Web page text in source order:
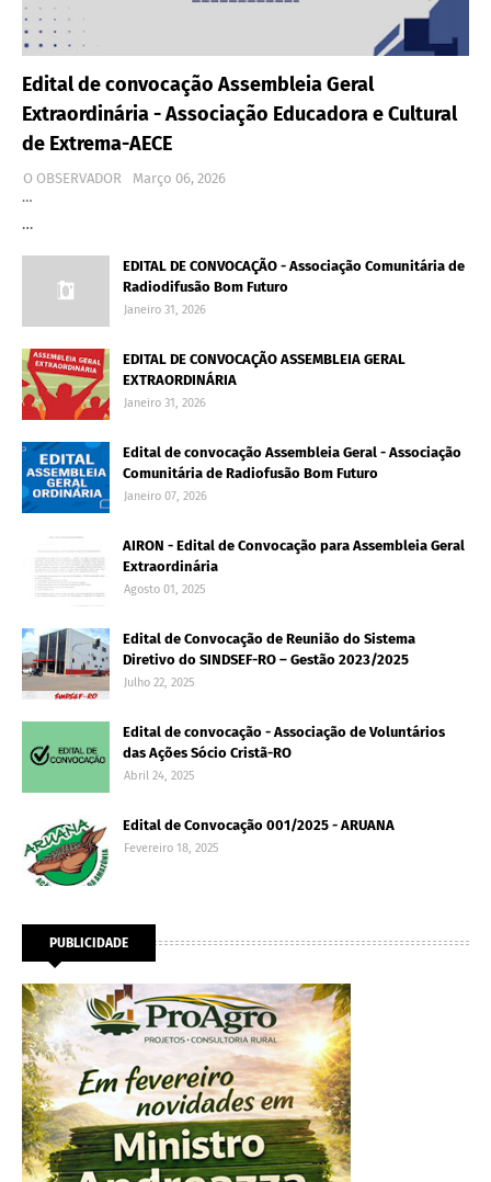
Edital de convocação Assembleia Geral
Extraordinária - Associação Educadora e Cultural
de Extrema-AECE
O OBSERVADOR
Março 06, 2026
…
…
EDITAL DE CONVOCAÇÃO - Associação Comunitária de
Radiodifusão Bom Futuro
Janeiro 31, 2026
EDITAL DE CONVOCAÇÃO ASSEMBLEIA GERAL
EXTRAORDINÁRIA
Janeiro 31, 2026
Edital de convocação Assembleia Geral - Associação
Comunitária de Radiofusão Bom Futuro
Janeiro 07, 2026
AIRON - Edital de Convocação para Assembleia Geral
Extraordinária
Agosto 01, 2025
Edital de Convocação de Reunião do Sistema
Diretivo do SINDSEF-RO – Gestão 2023/2025
Julho 22, 2025
Edital de convocação - Associação de Voluntários
das Ações Sócio Cristã-RO
Abril 24, 2025
Edital de Convocação 001/2025 - ARUANA
Fevereiro 18, 2025
PUBLICIDADE